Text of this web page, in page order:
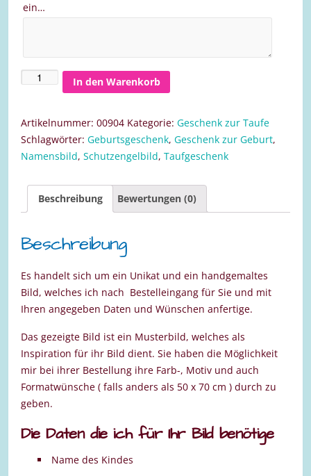
ein…
Bild
einen
50
70
Menge
In den Warenkorb
Artikelnummer: 00904 Kategorie: Geschenk zur Taufe
Schlagwörter: Geburtsgeschenk, Geschenk zur Geburt,
Namensbild, Schutzengelbild, Taufgeschenk
Beschreibung Bewertungen (0)
Beschreibung
Es handelt sich um ein Unikat und ein handgemaltes
Bild, welches ich nach Bestelleingang für Sie und mit
Ihren angegeben Daten und Wünschen anfertige.
Das gezeigte Bild ist ein Musterbild, welches als
Inspiration für ihr Bild dient. Sie haben die Möglichkeit
mir bei ihrer Bestellung ihre Farb-, Motiv und auch
Formatwünsche ( falls anders als 50 x 70 cm ) durch zu
geben.
Die Daten die ich für Ihr Bild benötige
Name des Kindes